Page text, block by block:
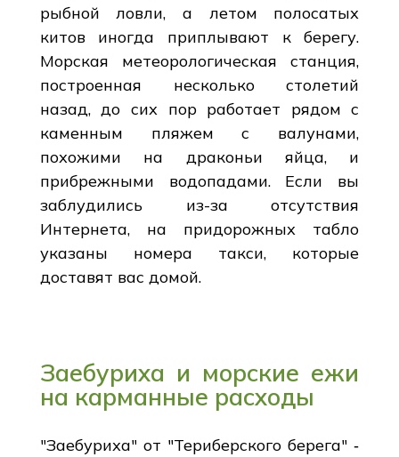
рыбной ловли, а летом полосатых
китов иногда приплывают к берегу.
Морская метеорологическая станция,
построенная несколько столетий
назад, до сих пор работает рядом с
каменным пляжем с валунами,
похожими на драконьи яйца, и
прибрежными водопадами. Если вы
заблудились из-за отсутствия
Интернета, на придорожных табло
указаны номера такси, которые
доставят вас домой.
Заебуриха и морские ежи
на карманные расходы
"Заебуриха" от "Териберского берега" ‑